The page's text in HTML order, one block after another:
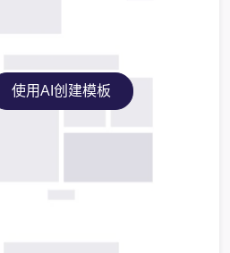
使用AI创建模板